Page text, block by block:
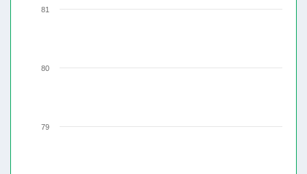
79
80
81